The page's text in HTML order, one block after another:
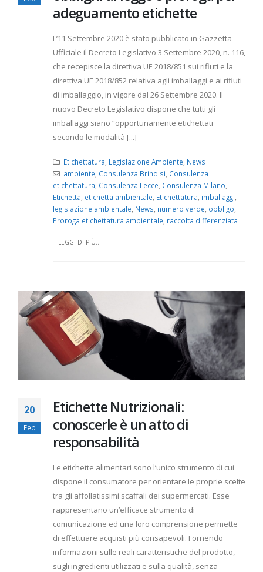
adeguamento etichette
L’11 Settembre 2020 è stato pubblicato in Gazzetta
Ufficiale il Decreto Legislativo 3 Settembre 2020, n. 116,
che recepisce la direttiva UE 2018/851 sui rifiuti e la
direttiva UE 2018/852 relativa agli imballaggi e ai rifiuti
di imballaggio, in vigore dal 26 Settembre 2020. Il
nuovo Decreto Legislativo dispone che tutti gli
imballaggi siano “opportunamente etichettati
secondo le modalità [...]
Etichettatura Legislazione Ambiente News
ambiente Consulenza Brindisi Consulenza
etichettatura Consulenza Lecce Consulenza Milano
Etichetta etichetta ambientale Etichettatura imballaggi
legislazione ambientale News numero verde obbligo
Proroga etichettatura ambientale raccolta differenziata
LEGGI DI PIÙ...
20
Feb
Etichette Nutrizionali:
conoscerle è un atto di
responsabilità
Le etichette alimentari sono l’unico strumento di cui
dispone il consumatore per orientare le proprie scelte
tra gli affollatissimi scaffali dei supermercati. Esse
rappresentano un’efficace strumento di
comunicazione ed una loro comprensione permette
di effettuare acquisti più consapevoli. Fornendo
informazioni sulle reali caratteristiche del prodotto,
sugli ingredienti utilizzati e sulla qualità, senza